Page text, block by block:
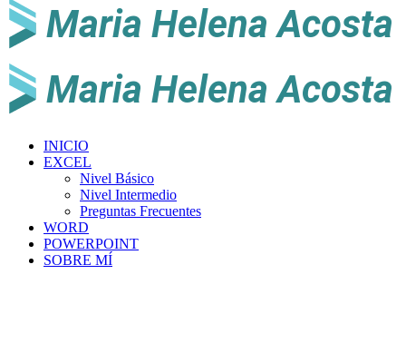
INICIO
EXCEL
Nivel Básico
Nivel Intermedio
Preguntas Frecuentes
WORD
POWERPOINT
SOBRE MÍ